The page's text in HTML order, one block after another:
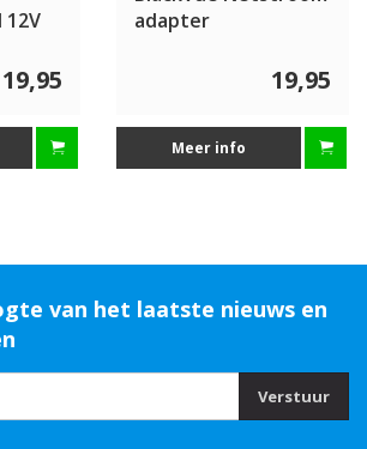
19,95
adapter
19,95
Meer info
van het laatste nieuws en
Verstuur